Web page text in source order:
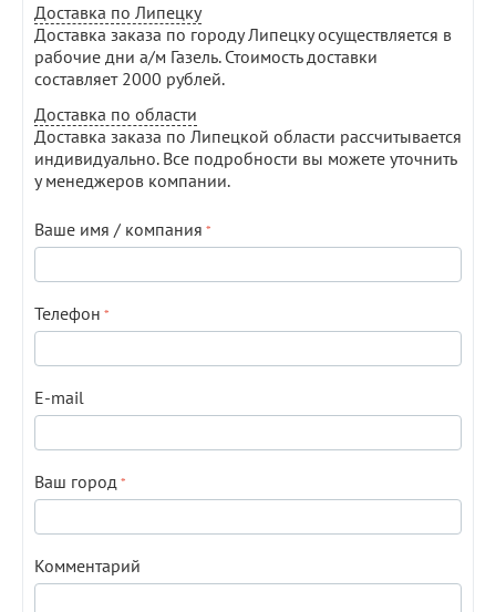
Доставка по Липецку
Доставка заказа по городу Липецку осуществляется в
рабочие дни а/м Газель. Стоимость доставки
составляет 2000 рублей.
Доставка по области
Доставка заказа по Липецкой области рассчитывается
индивидуально. Все подробности вы можете уточнить
у менеджеров компании.
Ваше имя / компания
Телефон
E-mail
Ваш город
Комментарий